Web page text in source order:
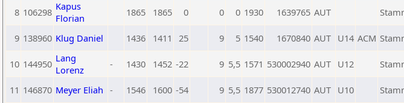
8 106298 Kapus
Florian
1865 1865 0 0 0 1930 1639765 AUT
9 138960 Klug Daniel 1436 1411 25 9 5 1540 1670840 AUT U14 ACM
10 144950 Lang
Lorenz
- 1430 1452 -22 9 5,5 1571 530002940 AUT U12
11 146870 Meyer Eliah - 1546 1600 -54 9 5,5 1877 530012740 AUT U10